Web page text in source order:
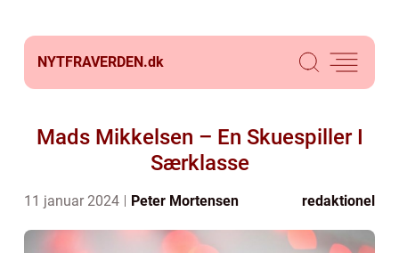
NYTFRAVERDEN.dk
Mads Mikkelsen – En Skuespiller I
Særklasse
11 januar 2024 Peter Mortensen redaktionel